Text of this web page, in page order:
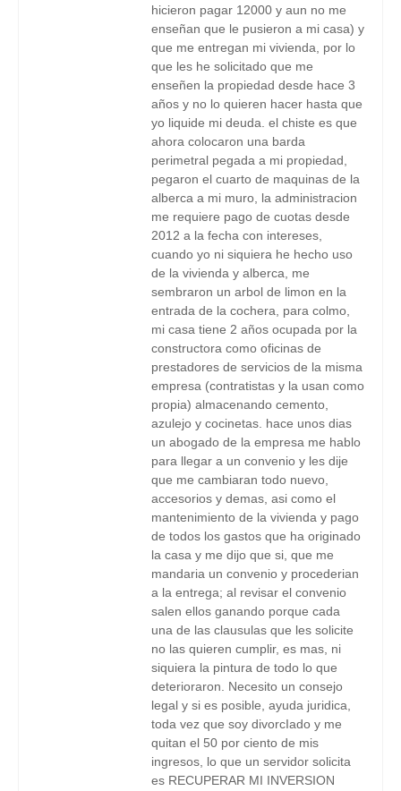
hicieron pagar 12000 y aun no me
enseñan que le pusieron a mi casa) y
que me entregan mi vivienda, por lo
que les he solicitado que me
enseñen la propiedad desde hace 3
años y no lo quieren hacer hasta que
yo liquide mi deuda. el chiste es que
ahora colocaron una barda
perimetral pegada a mi propiedad,
pegaron el cuarto de maquinas de la
alberca a mi muro, la administracion
me requiere pago de cuotas desde
2012 a la fecha con intereses,
cuando yo ni siquiera he hecho uso
de la vivienda y alberca, me
sembraron un arbol de limon en la
entrada de la cochera, para colmo,
mi casa tiene 2 años ocupada por la
constructora como oficinas de
prestadores de servicios de la misma
empresa (contratistas y la usan como
propia) almacenando cemento,
azulejo y cocinetas. hace unos dias
un abogado de la empresa me hablo
para llegar a un convenio y les dije
que me cambiaran todo nuevo,
accesorios y demas, asi como el
mantenimiento de la vivienda y pago
de todos los gastos que ha originado
la casa y me dijo que si, que me
mandaria un convenio y procederian
a la entrega; al revisar el convenio
salen ellos ganando porque cada
una de las clausulas que les solicite
no las quieren cumplir, es mas, ni
siquiera la pintura de todo lo que
deterioraron. Necesito un consejo
legal y si es posible, ayuda juridica,
toda vez que soy divorcIado y me
quitan el 50 por ciento de mis
ingresos, lo que un servidor solicita
es RECUPERAR MI INVERSION